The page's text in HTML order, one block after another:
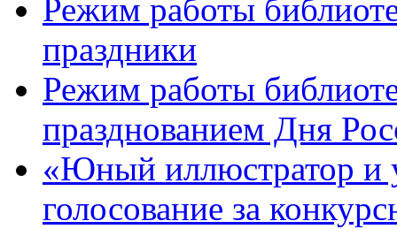
Режим работы
праздники
Режим работы
празднованием Дня
«Юный иллюстратор и
голосование за